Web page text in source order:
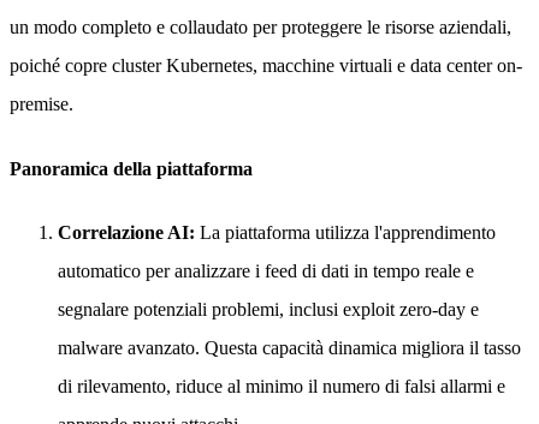
un modo completo e collaudato per proteggere le risorse aziendali,
poiché copre cluster Kubernetes, macchine virtuali e data center on-
premise.
Panoramica della piattaforma
Correlazione AI: La piattaforma utilizza l'apprendimento
automatico per analizzare i feed di dati in tempo reale e
segnalare potenziali problemi, inclusi exploit zero-day e
malware avanzato. Questa capacità dinamica migliora il tasso
di rilevamento, riduce al minimo il numero di falsi allarmi e